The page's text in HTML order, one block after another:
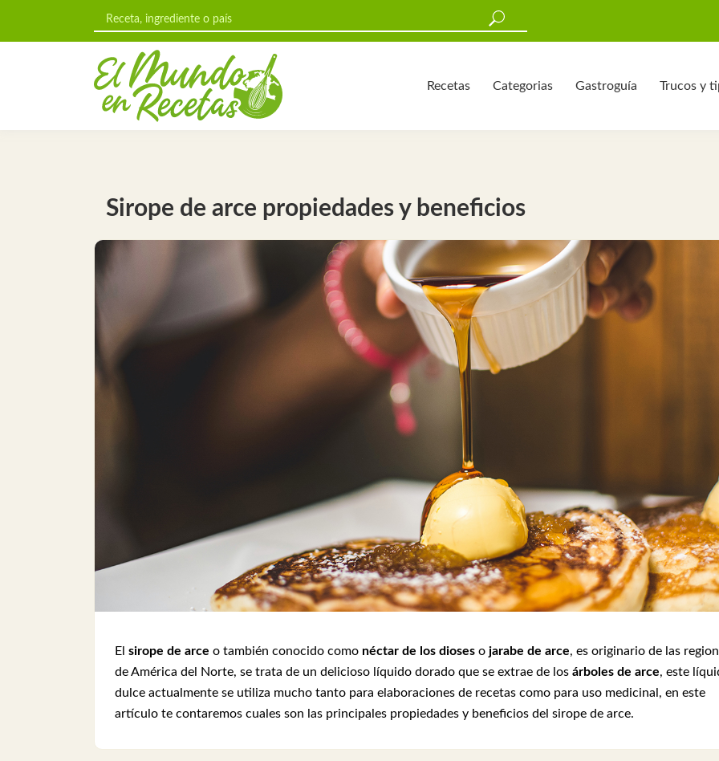
Recetas Categorias Gastroguía Trucos y
Sirope de arce propiedades y beneficios
El sirope de arce o también conocido como néctar de los dioses o jarabe de arce, es originario de las
de América del Norte, se trata de un delicioso líquido dorado que se extrae de los árboles de arce, este
dulce actualmente se utiliza mucho tanto para elaboraciones de recetas como para uso medicinal, en este
artículo te contaremos cuales son las principales propiedades y beneficios del sirope de arce.